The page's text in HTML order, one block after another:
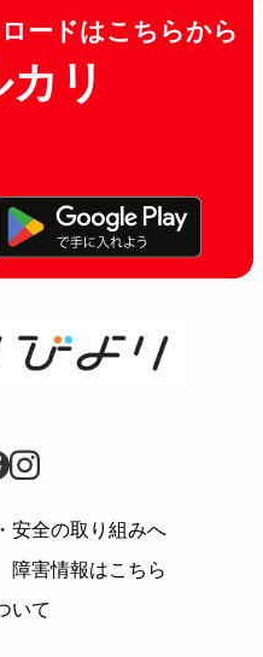
ードはこちらから
リ
安全の取り組みへ
障害情報はこちら
いて